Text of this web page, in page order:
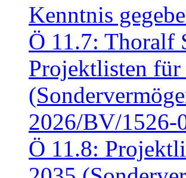
Kenntnis
Ö 11.7: Thoralf
Projektlisten für
2026/BV/1526-
Ö 11.8: